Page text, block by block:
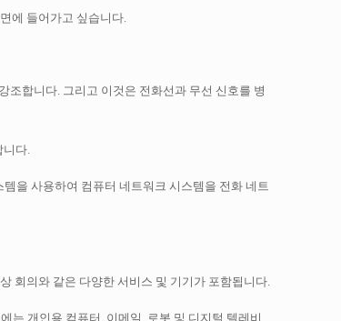
에 들어가고 싶습니다.
조합니다. 그리고 이것은 전화선과 무선 신호를 병
니다.
템을 사용하여 컴퓨터 네트워크 시스템을 전화 네트
회의와 같은 다양한 서비스 및 기기가 포함됩니다.
는 개인용 컴퓨터, 이메일, 로봇 및 디지털 텔레비